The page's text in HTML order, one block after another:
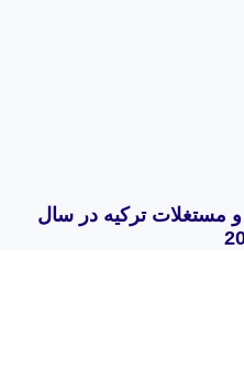
و مستغلات ترکیه در سال